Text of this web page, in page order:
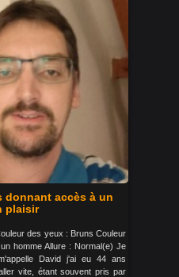
donnant accès à un
plaisir
des yeux : Bruns Couleur
homme Allure : Normal(e) Je
David j'ai eu 44 ans
vite, étant souvent pris par